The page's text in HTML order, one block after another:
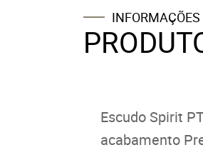
INFORMAÇÕES
Escudo Spirit
acabamento